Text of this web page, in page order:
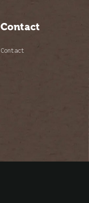
Contact
Contact